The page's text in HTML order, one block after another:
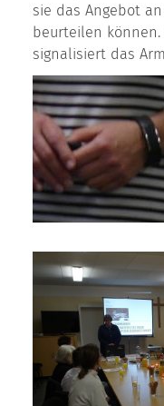
sie das Angebot
beurteilen
signalisiert das